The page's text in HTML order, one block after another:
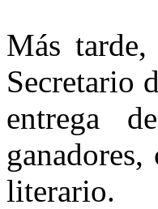
Más
Secretario
entrega
literario.